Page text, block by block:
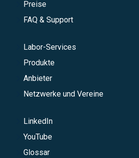
Preise
FAQ & Support
Labor-Services
Produkte
Anbieter
Netzwerke und Vereine
LinkedIn
YouTube
Glossar